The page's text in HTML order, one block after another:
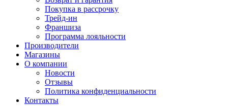
Покупка в рассрочку
Трейд-ин
Франшиза
Программа лояльности
Производители
Магазины
О компании
Новости
Отзывы
Политика конфиденциальности
Контакты